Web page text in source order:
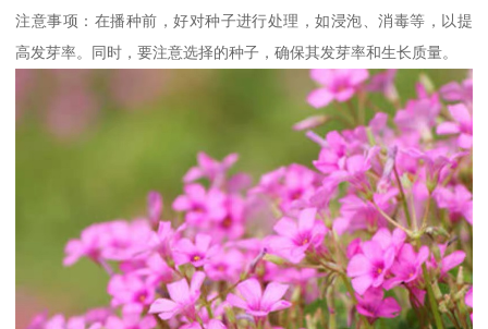
注意事项：在播种前，好对种子进行处理，如浸泡、消毒等，以提
高发芽率。同时，要注意选择的种子，确保其发芽率和生长质量。